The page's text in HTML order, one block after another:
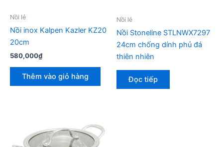
Nồi lẻ
Nồi inox Kalpen Kazler KZ20
20cm
580,000₫
Thêm vào giỏ hàng
Nồi lẻ
Nồi Stoneline STLNWX7297
24cm chống dính phủ đá
thiên nhiên
Đọc tiếp